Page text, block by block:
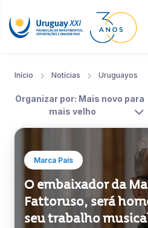
Início Notícias Uruguayos
Organizar por: Mais novo para
mais velho
Marca País
O embaixador da
Fattoruso, será
seu trabalho